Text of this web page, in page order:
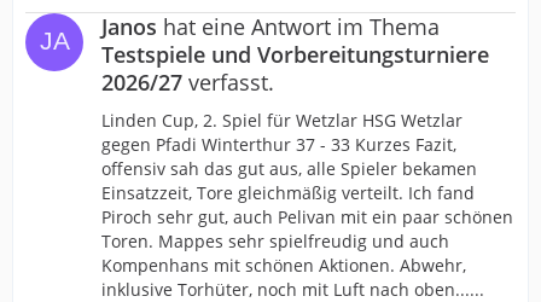
Janos hat eine Antwort im Thema
Testspiele und Vorbereitungsturniere
2026/27 verfasst.
Linden Cup, 2. Spiel für Wetzlar HSG Wetzlar
gegen Pfadi Winterthur 37 - 33 Kurzes Fazit,
offensiv sah das gut aus, alle Spieler bekamen
Einsatzzeit, Tore gleichmäßig verteilt. Ich fand
Piroch sehr gut, auch Pelivan mit ein paar schönen
Toren. Mappes sehr spielfreudig und auch
Kompenhans mit schönen Aktionen. Abwehr,
inklusive Torhüter, noch mit Luft nach oben......